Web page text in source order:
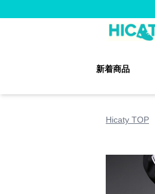
新着商品
Hicaty TOP